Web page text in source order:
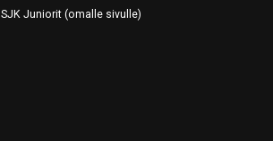
SJK Juniorit (omalle sivulle)